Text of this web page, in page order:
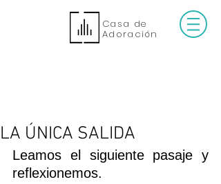
Casa de
Adoración
LA ÚNICA SALIDA
Leamos el siguiente pasaje y
reflexionemos.